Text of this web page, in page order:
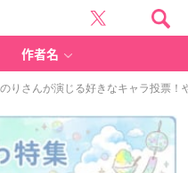
作者名
りさんが演じる好きなキャラ投票！